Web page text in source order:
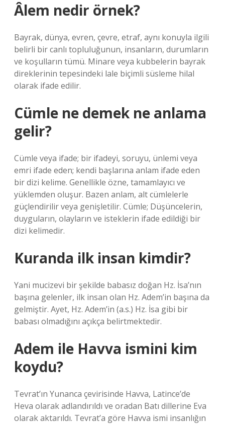
Âlem nedir örnek?
Bayrak, dünya, evren, çevre, etraf, aynı konuyla ilgili
belirli bir canlı topluluğunun, insanların, durumların
ve koşulların tümü. Minare veya kubbelerin bayrak
direklerinin tepesindeki lale biçimli süsleme hilal
olarak ifade edilir.
Cümle ne demek ne anlama
gelir?
Cümle veya ifade; bir ifadeyi, soruyu, ünlemi veya
emri ifade eden; kendi başlarına anlam ifade eden
bir dizi kelime. Genellikle özne, tamamlayıcı ve
yüklemden oluşur. Bazen anlam, alt cümlelerle
güçlendirilir veya genişletilir. Cümle; Düşüncelerin,
duyguların, olayların ve isteklerin ifade edildiği bir
dizi kelimedir.
Kuranda ilk insan kimdir?
Yani mucizevi bir şekilde babasız doğan Hz. İsa’nın
başına gelenler, ilk insan olan Hz. Adem’in başına da
gelmiştir. Ayet, Hz. Adem’in (a.s.) Hz. İsa gibi bir
babası olmadığını açıkça belirtmektedir.
Adem ile Havva ismini kim
koydu?
Tevrat’ın Yunanca çevirisinde Havva, Latince’de
Heva olarak adlandırıldı ve oradan Batı dillerine Eva
olarak aktarıldı. Tevrat’a göre Havva ismi insanlığın